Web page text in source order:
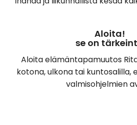
Aloita!
se on
Aloita elämäntapamuutos
kotona, ulkona tai kuntosalilla,
valmisohjelmien